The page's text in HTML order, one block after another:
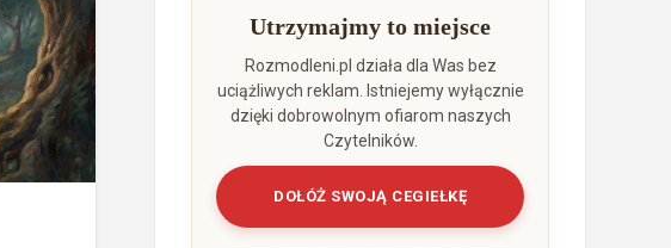
Utrzymajmy to miejsce
Rozmodleni.pl działa dla Was bez
uciążliwych reklam. Istniejemy wyłącznie
dzięki dobrowolnym ofiarom naszych
Czytelników.
DOŁÓŻ SWOJĄ CEGIEŁKĘ